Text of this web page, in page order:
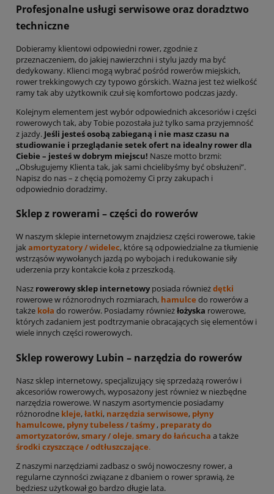
Profesjonalne usługi serwisowe oraz doradztwo
techniczne
Dobieramy klientowi odpowiedni rower, zgodnie z
przeznaczeniem, do jakiej nawierzchni i stylu jazdy ma być
dedykowany. Klienci mogą wybrać pośród rowerów miejskich,
rower trekkingowych czy typowo górskich. Ważna jest też wielkość
ramy tak aby użytkownik czuł się komfortowo podczas jazdy.
Kolejnym elementem jest wybór odpowiednich akcesoriów i części
rowerowych tak, aby Tobie pozostała już tylko sama przyjemność
z jazdy. Jeśli jesteś osobą zabieganą i nie masz czasu na
studiowanie i przeglądanie setek ofert na idealny rower dla
Ciebie – jesteś w dobrym miejscu! Nasze motto brzmi:
,,Obsługujemy Klienta tak, jak sami chcielibyśmy być obsłużeni”.
Napisz do nas – z chęcią pomożemy Ci przy zakupach i
odpowiednio doradzimy.
Sklep z rowerami – części do rowerów
W naszym sklepie internetowym znajdziesz części rowerowe, takie
jakamortyzatory / widelec, które są odpowiedzialne za tłumienie
wstrząsów wywołanych jazdą po wybojach i redukowanie siły
uderzenia przy kontakcie koła z przeszkodą.
Nasz rowerowy sklep internetowyposiada równieżdętki
rowerowe w różnorodnych rozmiarach, hamulce do rowerów a
także koła do rowerów. Posiadamy równieżłożyska rowerowe,
których zadaniem jest podtrzymanie obracających się elementów i
wiele innych części rowerowych.
Sklep rowerowy Lubin – narzędzia do rowerów
Nasz sklep internetowy, specjalizujący się sprzedażą rowerów i
akcesoriów rowerowych, wyposażony jest również w niezbędne
narzędzia rowerowe. W naszym asortymencie posiadamy
różnorodne kleje, łatki, narzędzia serwisowe, płyny
hamulcowe, płyny tubeless / taśmy, preparaty do
amortyzatorów, smary / oleje, smary do łańcucha a także
środki czyszczące / odtłuszczające.
Z naszymi narzędziami zadbasz o swój nowoczesny rower, a
regularne czynności związane z dbaniem o rower sprawią, że
będziesz użytkował go bardzo długie lata.